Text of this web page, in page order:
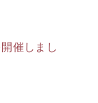
催しまし